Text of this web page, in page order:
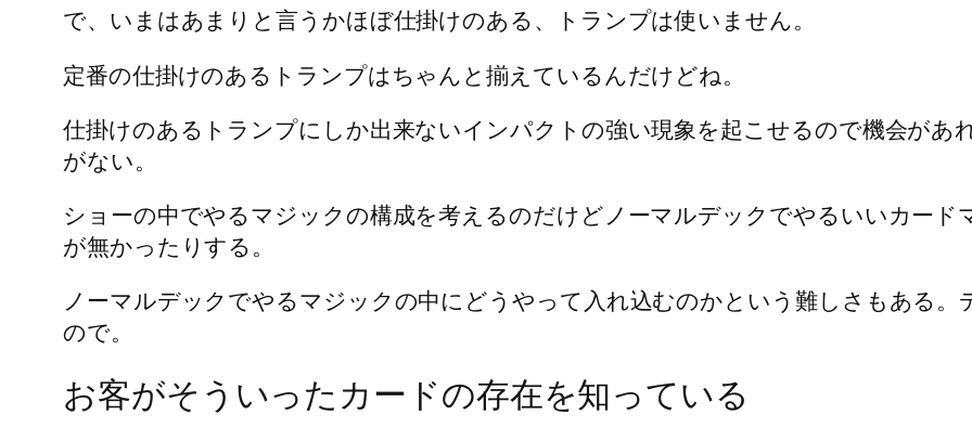
で、いまはあまりと言うかほぼ仕掛けのある、トランプは使いません。
定番の仕掛けのあるトランプはちゃんと揃えているんだけどね。
仕掛けのあるトランプにしか出来ないインパクトの強い現象を起こせるので機会が
がない。
ショーの中でやるマジックの構成を考えるのだけどノーマルデックでやるいいカー
が無かったりする。
ノーマルデックでやるマジックの中にどうやって入れ込むのかという難しさもある
ので。
お客がそういったカードの存在を知っている